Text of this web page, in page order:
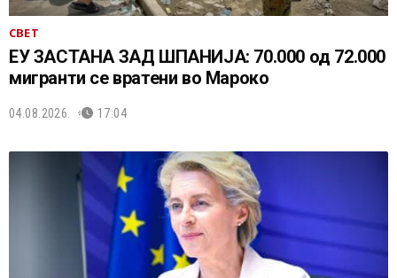
СВЕТ
ЕУ ЗАСТАНА ЗАД ШПАНИЈА: 70.000 од 72.000
мигранти се вратени во Мароко
04.08.2026. 17:04